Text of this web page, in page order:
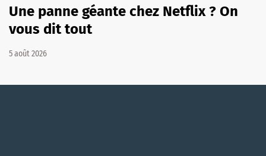
Une panne géante chez Netflix ? On
vous dit tout
5 août 2026